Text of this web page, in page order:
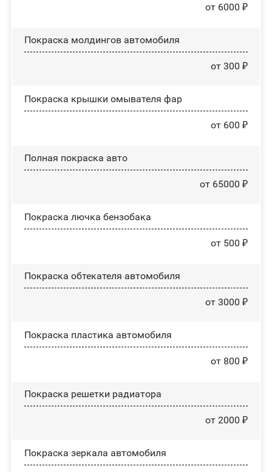
от 6000 ₽
Покраска молдингов автомобиля
от 300 ₽
Покраска крышки омывателя фар
от 600 ₽
Полная покраска авто
от 65000 ₽
Покраска лючка бензобака
от 500 ₽
Покраска обтекателя автомобиля
от 3000 ₽
Покраска пластика автомобиля
от 800 ₽
Покраска решетки радиатора
от 2000 ₽
Покраска зеркала автомобиля